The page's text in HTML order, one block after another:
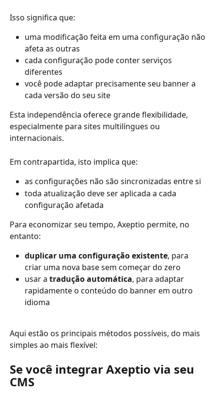
Isso significa que:
uma modificação feita em uma configuração não
afeta as outras
cada configuração pode conter serviços
diferentes
você pode adaptar precisamente seu banner a
cada versão do seu site
Esta independência oferece grande flexibilidade,
especialmente para sites multilíngues ou
internacionais.
Em contrapartida, isto implica que:
as configurações não são sincronizadas entre si
toda atualização deve ser aplicada a cada
configuração afetada
Para economizar seu tempo, Axeptio permite, no
entanto:
duplicar uma configuração existente, para
criar uma nova base sem começar do zero
usar a tradução automática, para adaptar
rapidamente o conteúdo do banner em outro
idioma
Aqui estão os principais métodos possíveis, do mais
simples ao mais flexível:
Se você integrar Axeptio via seu
CMS